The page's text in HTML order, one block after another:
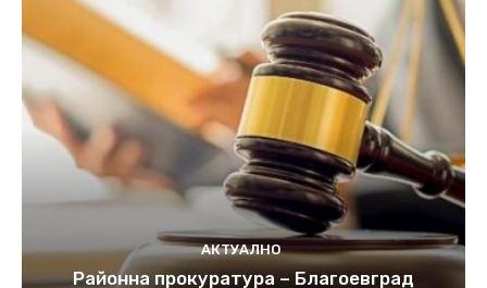
АКТУАЛНО
Районна прокуратура – Благоевград